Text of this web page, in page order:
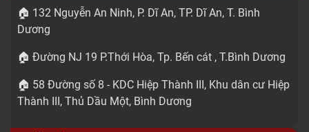
🏠 132 Nguyễn An Ninh, P. Dĩ An, TP. Dĩ An, T. Bình
Dương
🏠 Đường NJ 19 P.Thới Hòa, Tp. Bến cát , T.Bình Dương
🏠 58 Đường số 8 - KDC Hiệp Thành III, Khu dân cư Hiệp
Thành III, Thủ Dầu Một, Bình Dương